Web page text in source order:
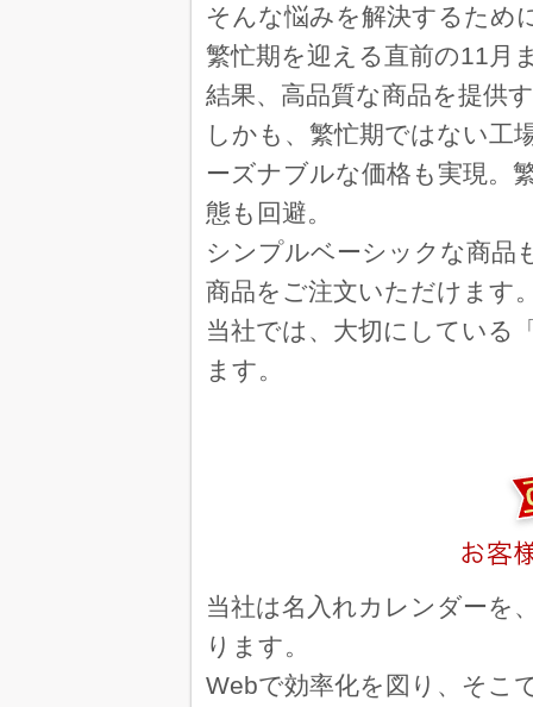
外国風景 300冊大阪府 のB
価格と対応の早さ
ザ レインボー 130冊徳島県
値段が安かったから
レインボーカラー 200冊 東
安価
ボタニカルアート 170冊
デザインが良く、お
神奈
色が綺麗で、低価格
3色ジャンボ文字 年間予定
ベストスケジュール 文字月
そんな悩みを解決するため
繁忙期を迎える直前の11月
結果、高品質な商品を提供
しかも、繁忙期ではない工
ーズナブルな価格も実現。
態も回避。
シンプルベーシックな商品
商品をご注文いただけます
当社では、大切にしている
ます。
当社は名入れカレンダーを
ります。
Webで効率化を図り、そこ